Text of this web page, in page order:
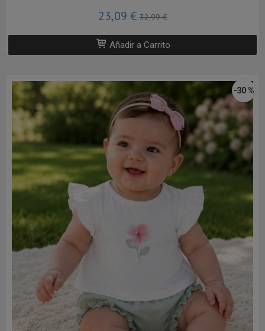
23,09 €32,99 €
Añadir a Carrito
-30 %